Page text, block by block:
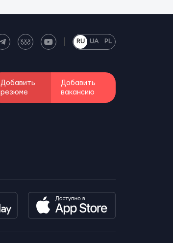
RU UA PL
Добавить
резюме
Добавить
вакансию